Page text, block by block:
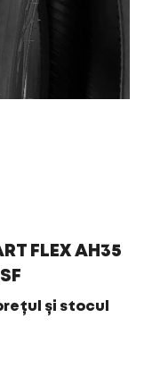
FLEX AH35
și stocul